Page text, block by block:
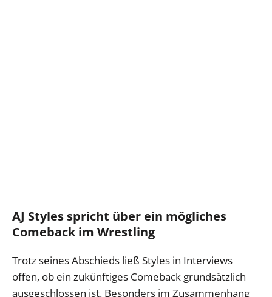
AJ Styles spricht über ein mögliches
Comeback im Wrestling
Trotz seines Abschieds ließ Styles in Interviews
offen, ob ein zukünftiges Comeback grundsätzlich
ausgeschlossen ist. Besonders im Zusammenhang